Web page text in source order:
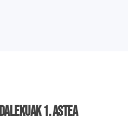
1. astea